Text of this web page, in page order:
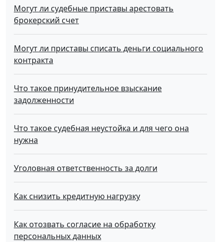
Могут ли судебные приставы арестовать
брокерский счет
Могут ли приставы списать деньги социального
контракта
Что такое принудительное взыскание
задолженности
Что такое судебная неустойка и для чего она
нужна
Уголовная ответственность за долги
Как снизить кредитную нагрузку
Как отозвать согласие на обработку
персональных данных